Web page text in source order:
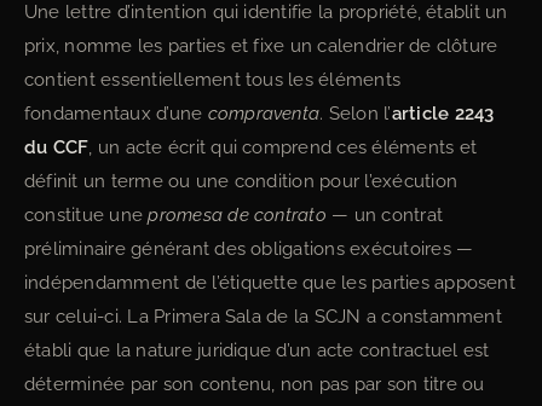
Une lettre d’intention qui identifie la propriété, établit un
prix, nomme les parties et fixe un calendrier de clôture
contient essentiellement tous les éléments
fondamentaux d’une compraventa. Selon l’article 2243
du CCF, un acte écrit qui comprend ces éléments et
définit un terme ou une condition pour l’exécution
constitue unepromesa de contrato — un contrat
préliminaire générant des obligations exécutoires —
indépendamment de l’étiquette que les parties apposent
sur celui-ci. La Primera Sala de la SCJN a constamment
établi que la nature juridique d’un acte contractuel est
déterminée par son contenu, non pas par son titre ou